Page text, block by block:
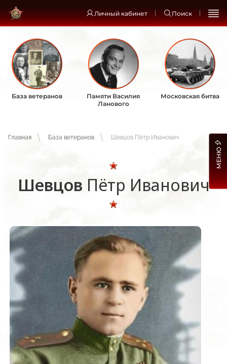
Личный кабинет Поиск
База ветеранов
Памяти Василия
Ланового
Московская битва
Главная База ветеранов Шевцов Пётр Иванович
Шевцов Пётр Иванович
МЕНЮ